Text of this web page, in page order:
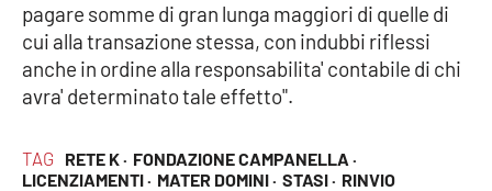
Catanzarochannel.it
Android
TAG RETE K · FONDAZIONE CAMPANELLA ·
LICENZIAMENTI · MATER DOMINI · STASI · RINVIO
pagare somme di gran lunga maggiori di quelle di
cui alla transazione stessa, con indubbi riflessi
anche in ordine alla responsabilita' contabile di chi
avra' determinato tale effetto".